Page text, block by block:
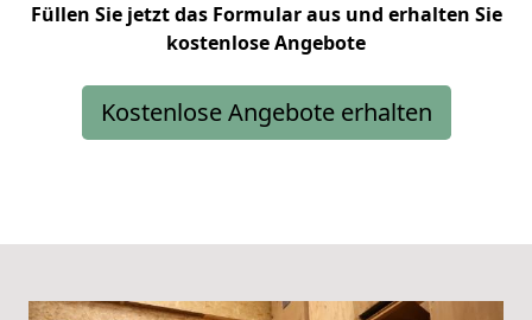
Füllen Sie jetzt das Formular aus und erhalten Sie
kostenlose Angebote
Kostenlose Angebote erhalten